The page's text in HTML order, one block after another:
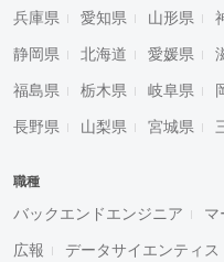
兵庫県 愛知県 山形県
静岡県 北海道 愛媛県
福島県 栃木県 岐阜県
長野県 山梨県 宮城県
職種
バックエンドエンジニア マ
広報 データサイエンティス